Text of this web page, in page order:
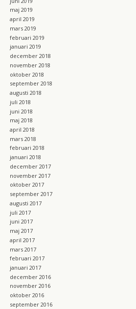
maj 2019
april 2019
mars 2019
februari 2019
januari 2019
december 2018
november 2018
oktober 2018
september 2018
augusti 2018
juli 2018
juni 2018
maj 2018
april 2018
mars 2018
februari 2018
januari 2018
december 2017
november 2017
oktober 2017
september 2017
augusti 2017
juli 2017
juni 2017
maj 2017
april 2017
mars 2017
februari 2017
januari 2017
december 2016
november 2016
oktober 2016
september 2016